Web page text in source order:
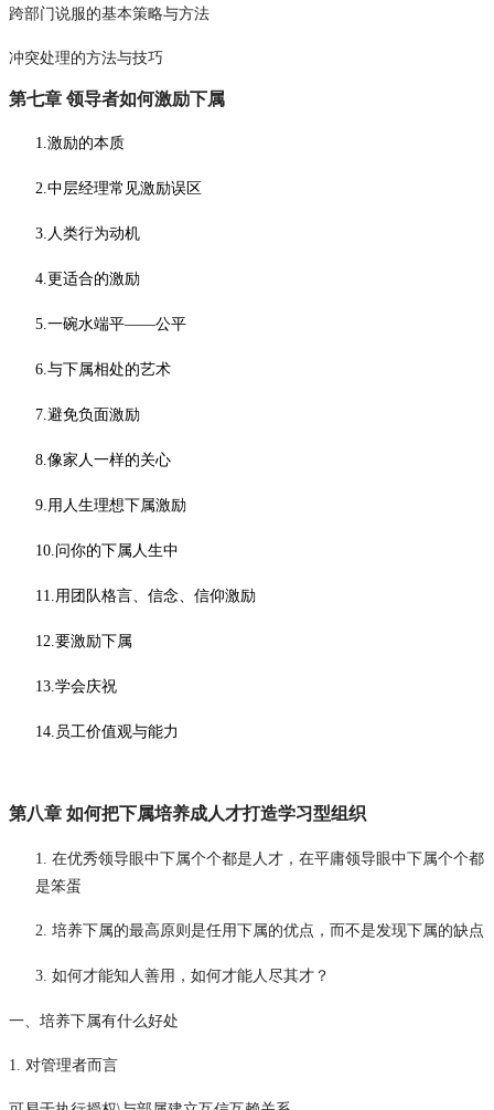
跨部门说服的基本策略与方法
冲突处理的方法与技巧
第七章 领导者如何激励下属
1.激励的本质
2.中层经理常见激励误区
3.人类行为动机
4.更适合的激励
5.一碗水端平——公平
6.与下属相处的艺术
7.避免负面激励
8.像家人一样的关心
9.用人生理想下属激励
10.问你的下属人生中
11.用团队格言、信念、信仰激励
12.要激励下属
13.学会庆祝
14.员工价值观与能力
第八章 如何把下属培养成人才打造学习型组织
1. 在优秀领导眼中下属个个都是人才，在平庸领导眼中下属个个都
是笨蛋
2. 培养下属的最高原则是任用下属的优点，而不是发现下属的缺点
3. 如何才能知人善用，如何才能人尽其才？
一、培养下属有什么好处
1. 对管理者而言